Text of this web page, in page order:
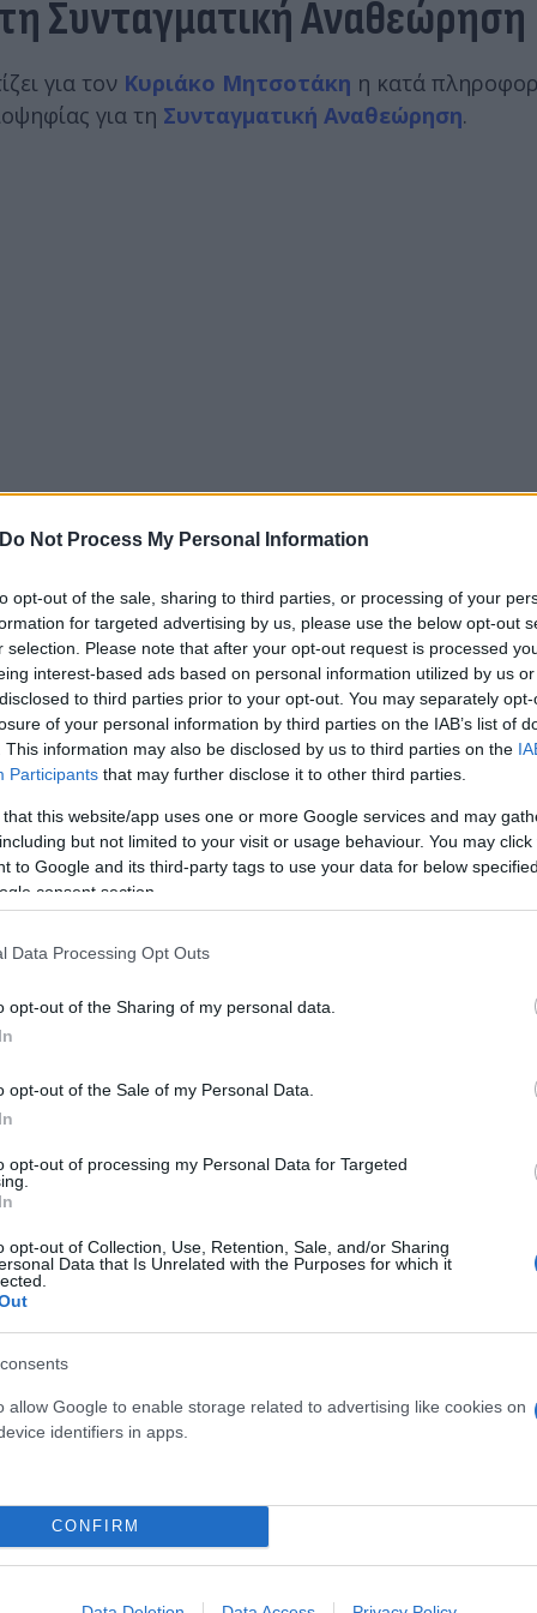
Do Not Process My Personal Information
opt-out of the sale, sharing to third parties, or processing of your
for targeted advertising by us, please use the below opt-out
selection. Please note that after your opt-out request is processed
interest-based ads based on personal information utilized by us
to third parties prior to your opt-out. You may separately
of your personal information by third parties on the IAB’s list of
This information may also be disclosed by us to third parties on the
Participants that may further disclose it to other third parties.
that this website/app uses one or more Google services and may
but not limited to your visit or usage behaviour. You may
to Google and its third-party tags to use your data for below
consent section.
Data Processing Opt Outs
opt-out of the Sharing of my personal data.
opt-out of the Sale of my Personal Data.
opt-out of processing my Personal Data for Targeted
opt-out of Collection, Use, Retention, Sale, and/or Sharing
Data that Is Unrelated with the Purposes for which it
allow Google to enable storage related to advertising like cookies on
identifiers in apps.
CONFIRM
Συνταγματική Αναθεώρηση
για τον Κυριάκο Μητσοτάκη η κατά
για τη Συνταγματική Αναθεώρηση.
τα προς αναθεώρηση άρθρα θα είναι γύρω στα
τα κοινωνικά, όπως σας έχει ενημερώσει
η προστασία της σημαίας, της γλώσσας,
Νοημοσύνη.
μη κρατικών – μη κερδοσκοπικών
έλεγχοι συνταγματικότητας για
οι προτεραιότητες της πρόσβασης στη
Στα θεσμικά απαντώνται η αναθεώρηση του
για την εκλογή του ΠτΔ, την αναβάθμιση του
γνωρίζουν ότι το περιθώριο συναινέσεων
που συγκεντρώνουν διακομματική στήριξη είναι
μηδαμινό – στην κυβέρνηση θα επιχειρήσουν
αντιπάλων.
κυβερνητική πρόταση να προβάλλουν και
με την ατζέντα του 2030.